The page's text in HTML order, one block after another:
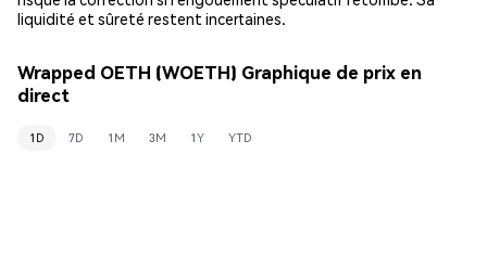
liquidité et sûreté restent incertaines.
Wrapped OETH (WOETH) Graphique de prix en
direct
1D 7D 1M 3M 1Y YTD